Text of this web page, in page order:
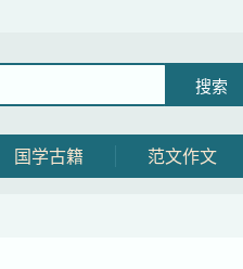
国学古籍 范文作文